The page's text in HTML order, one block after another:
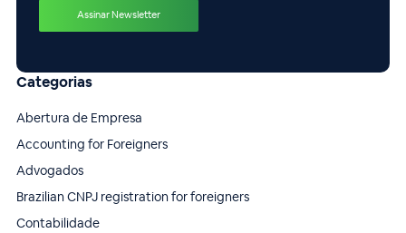
Categorias
Abertura de Empresa
Accounting for Foreigners
Advogados
Brazilian CNPJ registration for foreigners
Contabilidade